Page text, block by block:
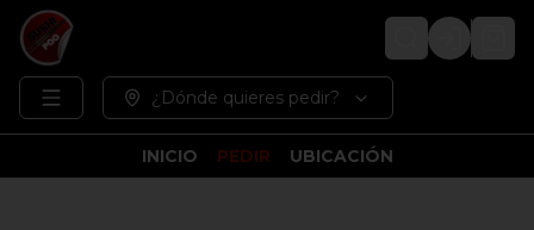
Login
¿Dónde quieres pedir?
INICIO PEDIR UBICACIÓN